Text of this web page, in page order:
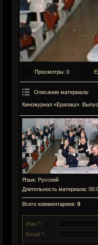
Просмотры: 0
Описание материала:
Киножурнал «Ералаш».
Язык: Русский
Длительность материала:
Всего комментариев: 0
Имя *:
Email *: